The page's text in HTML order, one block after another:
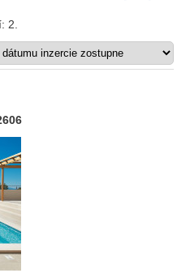
položiek)
2